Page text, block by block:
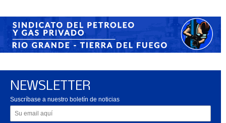
NEWSLETTER
Suscríbase a nuestro boletín de noticias